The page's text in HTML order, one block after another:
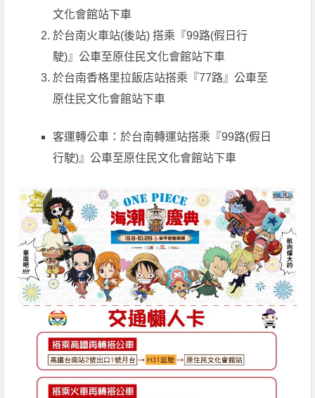
文化會館站下車
於台南火車站(後站) 搭乘『99路(假日行
駛)』公車至原住民文化會館站下車
於台南香格里拉飯店站搭乘『77路』公車至
原住民文化會館站下車
客運轉公車：於台南轉運站搭乘『99路(假日
行駛)』公車至原住民文化會館站下車